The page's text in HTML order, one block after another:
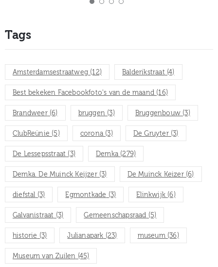
Tags
Amsterdamsestraatweg (12) Balderikstraat(4)
Best bekeken Facebookfoto's van de maand (16)
Brandweer(6) bruggen (3) Bruggenbouw (3)
ClubReünie (5) corona (3) De Gruyter(3)
De Lessepsstraat (3) Demka (279)
Demka. De Muinck Keijzer(3) De Muinck Keizer(6)
diefstal (3) Egmontkade (3) Elinkwijk (6)
Galvanistraat (3) Gemeenschapsraad (5)
historie (3) Julianapark (23) museum(36)
Museum van Zuilen (45)